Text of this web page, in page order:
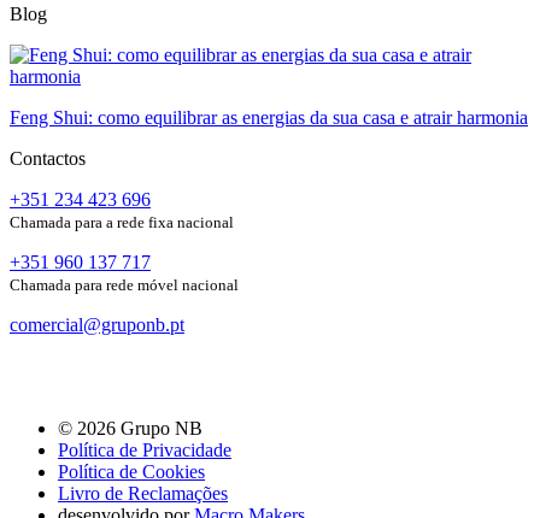
Blog
Feng Shui: como equilibrar as energias da sua casa e atrair harmonia
Contactos
+351 234 423 696
Chamada para a rede fixa nacional
+351 960 137 717
Chamada para rede móvel nacional
comercial@gruponb.pt
© 2026 Grupo NB
Política de Privacidade
Política de Cookies
Livro de Reclamações